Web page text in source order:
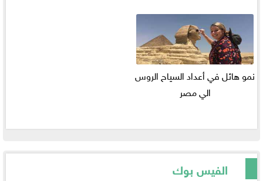
نمو هائل في أعداد السياح الروس
الي مصر
الفيس بوك